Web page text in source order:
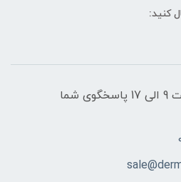
کنید:
شنبه تا پنج شنبه ، از ساعت 9 الی 17 پاسخگوی شما